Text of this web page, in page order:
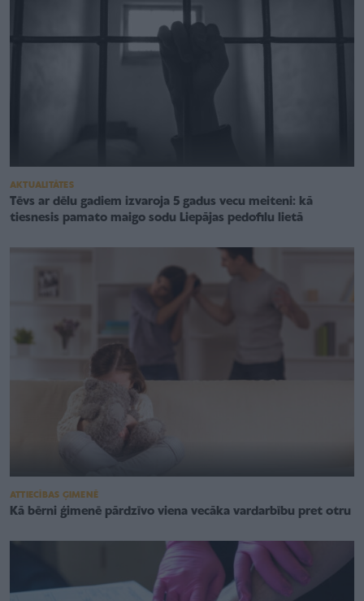
AKTUALITĀTES
Tēvs ar dēlu gadiem izvaroja 5 gadus vecu meiteni: kā
tiesnesis pamato maigo sodu Liepājas pedofilu lietā
ATTIECĪBAS ĢIMENĒ
Kā bērni ģimenē pārdzīvo viena vecāka vardarbību pret otru